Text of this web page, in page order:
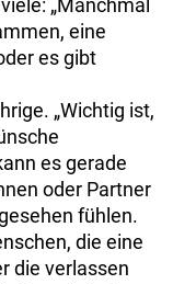
„Manchmal
eine
es gibt
„Wichtig ist,
es gerade
oder Partner
fühlen.
die eine
die verlassen